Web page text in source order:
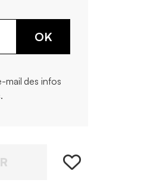
OK
mail des infos